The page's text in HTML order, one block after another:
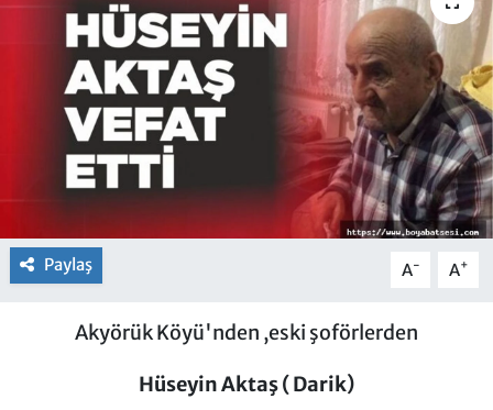
Paylaş A- A+
Akyörük Köyü'nden ,eski şoförlerden
Hüseyin Aktaş ( Darik)
Haber Arşivi